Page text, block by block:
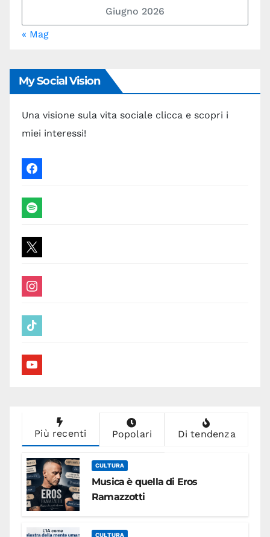
Giugno 2026
« Mag
My Social Vision
Una visione sula vita sociale clicca e scopri i
miei interessi!
facebook
spotify
x
instagram
tiktok
youtube
Più recenti Popolari Di tendenza
CULTURA
Musica è quella di Eros
Ramazzotti
CULTURA